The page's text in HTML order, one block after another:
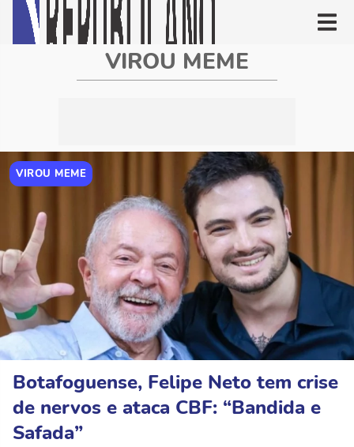
VIROU MEME
VIROU MEME
Botafoguense, Felipe Neto tem crise
de nervos e ataca CBF: “Bandida e
Safada”